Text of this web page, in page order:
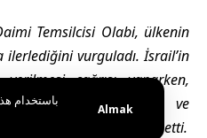
باستخدام
Almak
Temsilcisi Olabi, ülkenin
vurguladı. İsrail’in
çağrısı yaparken,
yeniden imar ve
destek vermeye davet etti.